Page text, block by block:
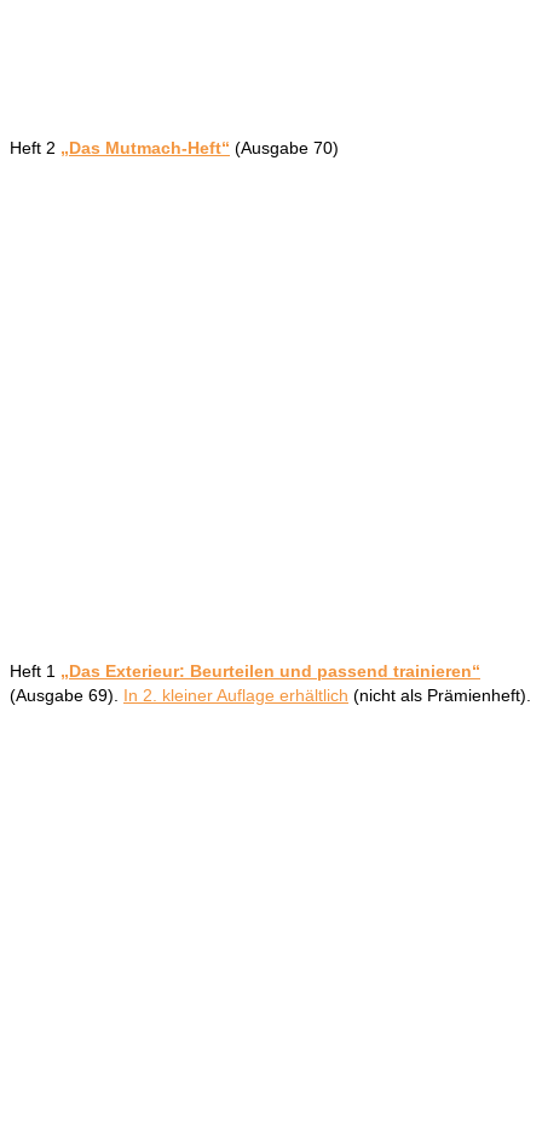
Heft 2 „Das Mutmach-Heft“ (Ausgabe 70)
Heft 1 „Das Exterieur: Beurteilen und passend trainieren“
(Ausgabe 69). In 2. kleiner Auflage erhältlich (nicht als Prämienheft).